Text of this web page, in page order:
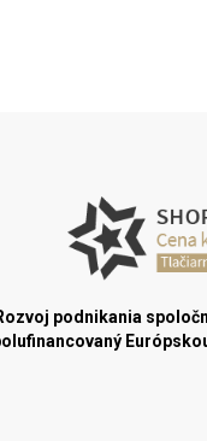
podnikania